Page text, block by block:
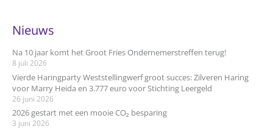
Nieuws
Na 10 jaar komt het Groot Fries Ondernemerstreffen terug!
8 juli 2026
Vierde Haringparty Weststellingwerf groot succes: Zilveren Haring
voor Marry Heida en 3.777 euro voor Stichting Leergeld
26 juni 2026
2026 gestart met een mooie CO₂ besparing
3 juni 2026